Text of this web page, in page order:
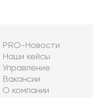
PRO-Новости
Наши кейсы
Управление
Вакансии
О компании